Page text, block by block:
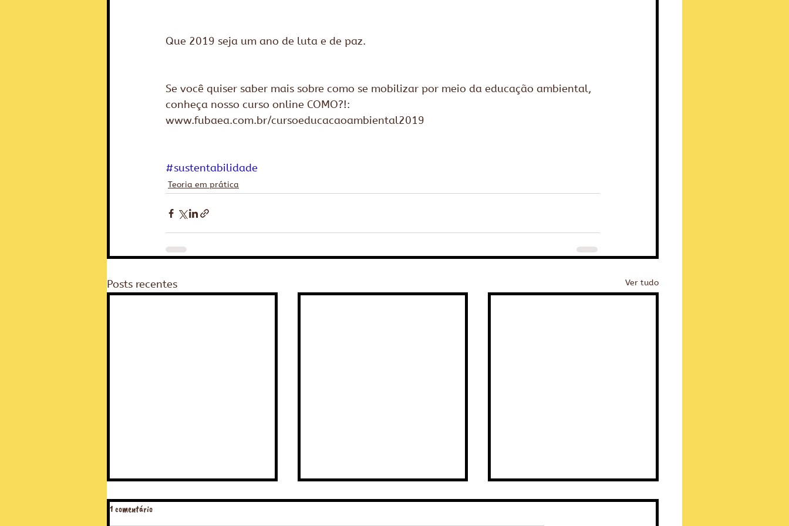
Que 2019 seja um ano de luta e de paz.
Se você quiser saber mais sobre como se mobilizar por meio da educação ambiental,
conheça nosso curso online COMO?!:
www.fubaea.com.br/cursoeducacaoambiental2019
#sustentabilidade
Teoria em prática
Posts recentes Ver tudo
1 comentário